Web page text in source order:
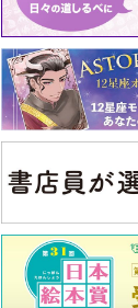
ピアノの月
中央公論新社の本
中井久夫 著